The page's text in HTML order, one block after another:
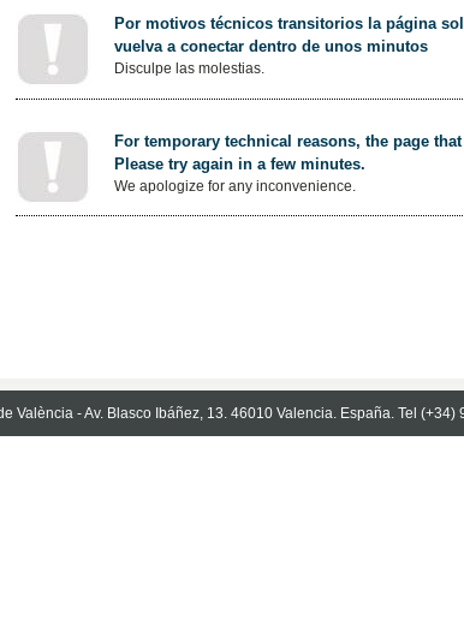
Por motivos técnicos transitorios la página
vuelva a conectar dentro de unos minutos
Disculpe las molestias.
For temporary technical reasons, the page
Please try again in a few minutes.
We apologize for any inconvenience.
València - Av. Blasco Ibáñez, 13. 46010 Valencia. España. Tel (+34)